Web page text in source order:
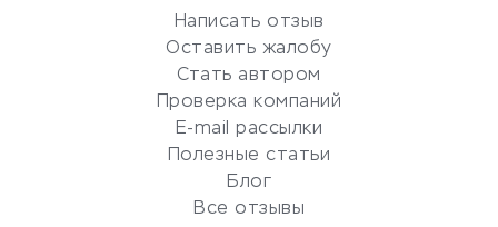
Репетиторство
Красота и здоровье
Сервисы по поиску работы
Сетевой маркетинг
УСЛУГИ ДЛЯ БИЗНЕСА
Написать отзыв
Оставить жалобу
Стать автором
Проверка компаний
E-mail рассылки
Полезные статьи
Блог
Все отзывы